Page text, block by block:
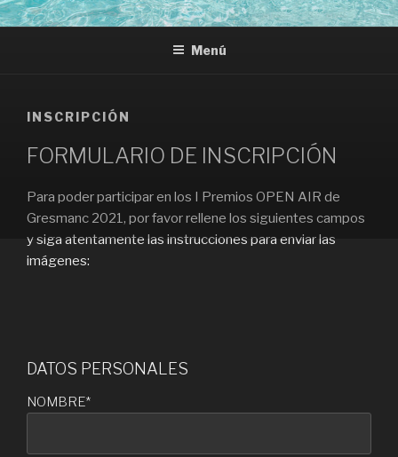
Saltar
al
PREMIOS OPEN AIR
Premios Open Air 2021 Gresmanc
Menú
INSCRIPCIÓN
FORMULARIO DE INSCRIPCIÓN
Para poder participar en los I Premios OPEN AIR de
Gresmanc 2021, por favor rellene los siguientes campos
y siga atentamente las instrucciones para enviar las
imágenes:
DATOS PERSONALES
NOMBRE*